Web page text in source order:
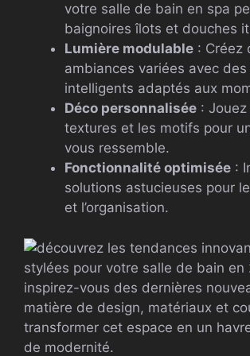
votre salle de bain en spa
baignoires îlots et douches
Lumière modulable : Créez
ambiances variées avec
intelligents adaptés aux
Déco personnalisée :
textures et les motifs pour
vous ressemble.
Fonctionnalité optimisée :
solutions astucieuses pour
et l’organisation.